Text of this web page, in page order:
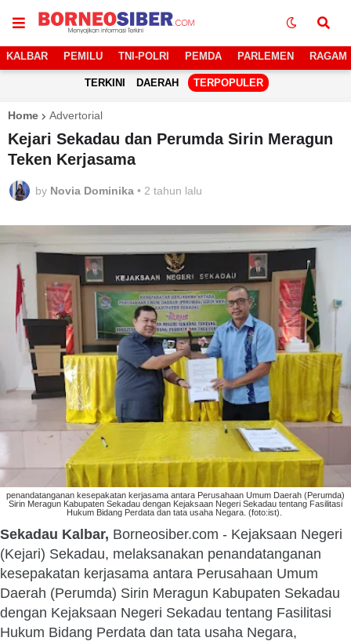
KALBAR PEMILU TNI-POLRI PEMDA PARLEMEN RAGAM
TERKINI DAERAH TERPOPULER
Home Advertorial
Kejari Sekadau dan Perumda Sirin Meragun
Teken Kerjasama
by Novia Dominika • 2 tahun lalu
penandatanganan kesepakatan kerjasama antara Perusahaan Umum Daerah (Perumda)
Sirin Meragun Kabupaten Sekadau dengan Kejaksaan Negeri Sekadau tentang Fasilitasi
Hukum Bidang Perdata dan tata usaha Negara. (foto:ist).
Sekadau Kalbar, Borneosiber.com - Kejaksaan Negeri
(Kejari) Sekadau, melaksanakan penandatanganan
kesepakatan kerjasama antara Perusahaan Umum
Daerah (Perumda) Sirin Meragun Kabupaten Sekadau
dengan Kejaksaan Negeri Sekadau tentang Fasilitasi
Hukum Bidang Perdata dan tata usaha Negara,